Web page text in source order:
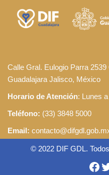
Calle Gral. Eulogio Parra
Guadalajara Jalisco, México
Horario de Atención: Lunes
Teléfono: (33) 3848 5000
Email:
© 2022 DIF GDL.